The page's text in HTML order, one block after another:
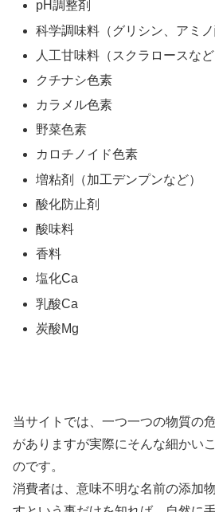
pH調整剤
科学調味料（グリシン、アミノ
人工甘味料（スクラロースなど
クチナシ色素
カラメル色素
野菜色素
カロチノイド色素
増粘剤（加工デンプンなど）
酸化防止剤
酸味料
香料
塩化Ca
乳酸Ca
炭酸Mg
当サイトでは、一つ一つの物質の
がありますが実際にそんな細かい
のです。
消費者は、意味不明な名前の添加